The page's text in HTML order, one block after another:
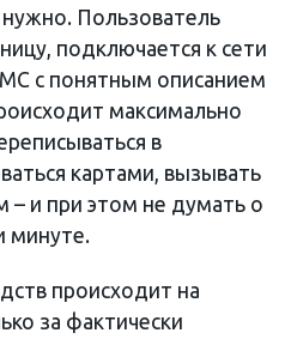
Пользователь
подключается к сети
с понятным описанием
максимально
в
картами, вызывать
– и при этом не думать о
минуте.
происходит на
за фактически